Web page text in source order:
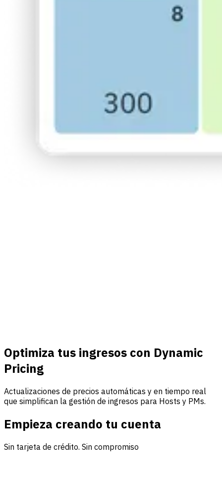
Optimiza tus ingresos con Dynamic
Pricing
Actualizaciones de precios automáticas y en tiempo real
que simplifican la gestión de ingresos para Hosts y PMs.
Empieza creando tu cuenta
Sin tarjeta de crédito. Sin compromiso